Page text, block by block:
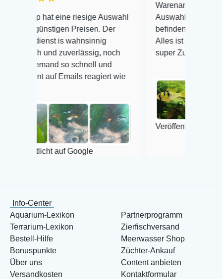
eine riesige Auswahl
Preisen. Der
is wahnsinnig
zuverlässig, noch
so schnell und
Emails reagiert wie
auf Google
Warenanlieferung Top und die
Auswahl plus gesundheitliches
befinden der Fische
Alles ist quick lebendig und im
super Zustand. Gerne wieder 😃
Veröffentlicht auf Google
Info-Center
Aquarium-Lexikon
Terrarium-Lexikon
Bestell-Hilfe
Bonuspunkte
Über uns
Versandkosten
Partnerprogramm
Zierfischversand
Meerwasser Shop
Züchter-Ankauf
Content anbieten
Kontaktformular